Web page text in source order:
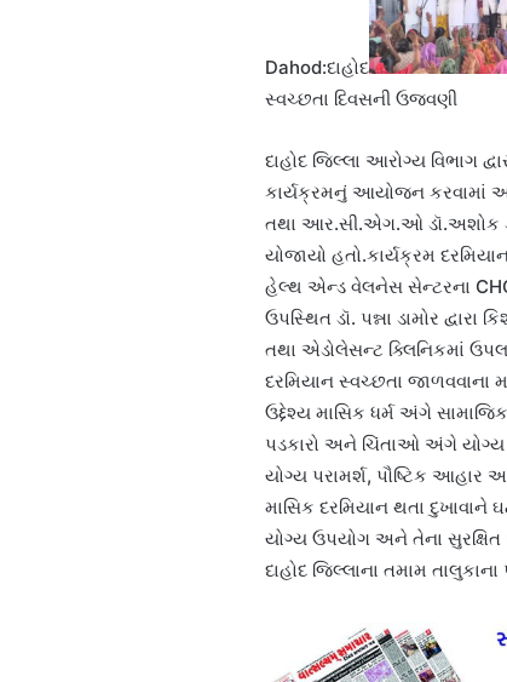
Dahod:દાહોદ
સ્વચ્છતા દિવસની ઉજવણી
દાહોદ જિલ્લા આરોગ્ય વિભાગ
કાર્યક્રમનું આયોજન કરવામાં
તથા આર.સી.એગ.ઓ ડૉ.અશોક
યોજાયો હતો.કાર્યક્રમ
હેલ્થ એન્ડ વેલનેસ સેન્ટરના
ઉપસ્થિત ડૉ. પન્ના ડામોર
તથા એડોલેસન્ટ ક્લિનિકમાં
દરમિયાન સ્વચ્છતા જાળવવાના
ઉદ્દેશ્ય માસિક ધર્મ અંગે
પડકારો અને ચિંતાઓ અંગે યોગ્ય
યોગ્ય પરામર્શ, પૌષ્ટિક
માસિક દરમિયાન થતા
યોગ્ય ઉપયોગ અને તેના
દાહોદ જિલ્લાના તમામ